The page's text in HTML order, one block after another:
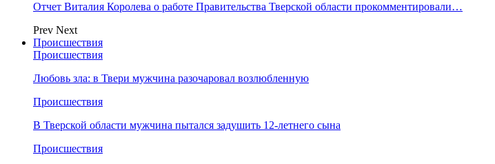
Отчет Виталия Королева о работе Правительства Тверской области прокомментировали…
Prev Next
Происшествия
Происшествия
Любовь зла: в Твери мужчина разочаровал возлюбленную
Происшествия
В Тверской области мужчина пытался задушить 12-летнего сына
Происшествия